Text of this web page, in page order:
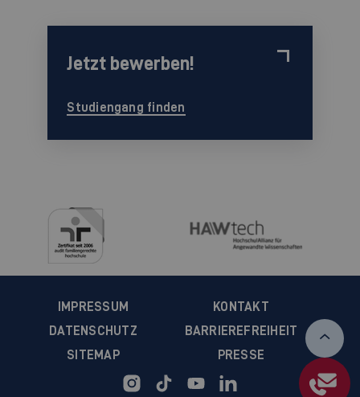
Jetzt bewerben!
Studiengang finden
IMPRESSUM
KONTAKT
DATENSCHUTZ
BARRIEREFREIHEIT
SITEMAP
PRESSE